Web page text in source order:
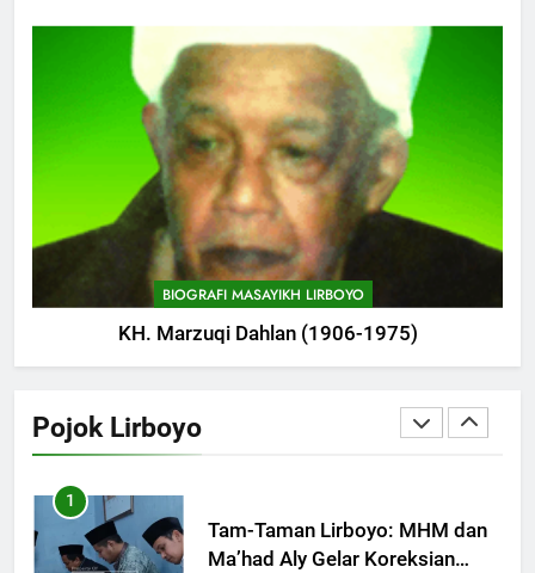
BIOGRAFI MASAYIKH LIRBOYO
KH. Marzuqi Dahlan (1906-1975)
Pojok Lirboyo
746
Haflah Akhirussanah, Lirboyo
Gelar Pameran
POJOK LIRBOYO
Silaturahi dan Istighosah
Bersama Kapolda Jawa Timur
POJOK LIRBOYO
Tam-Taman Lirboyo: MHM dan
Ma’had Aly Gelar Koreksian
2
Mudir Aam Ma’had Aly
Sampaikan Pentingnya